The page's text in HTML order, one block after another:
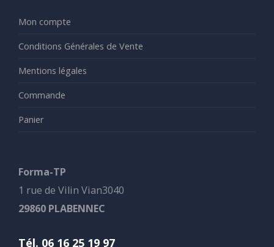
Mon compte
Conditions Générales de Vente
Mentions légales
Commande
Panier
Forma-TP
1 rue de Vilin Vian3040
29860 PLABENNEC
Tél. 06 16 25 19 97